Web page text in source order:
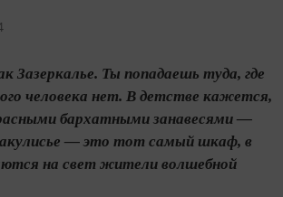
Зазеркалье. Ты попадаешь туда, где
человека нет. В детстве кажется,
бархатными занавесями —
— это тот самый шкаф, в
на свет жители волшебной